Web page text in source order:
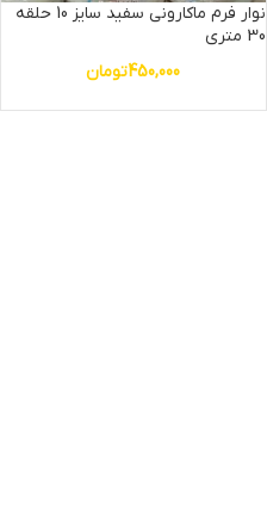
نوار فرم ماکارونی سفید سایز 10 حلقه
30 متری
450,000تومان